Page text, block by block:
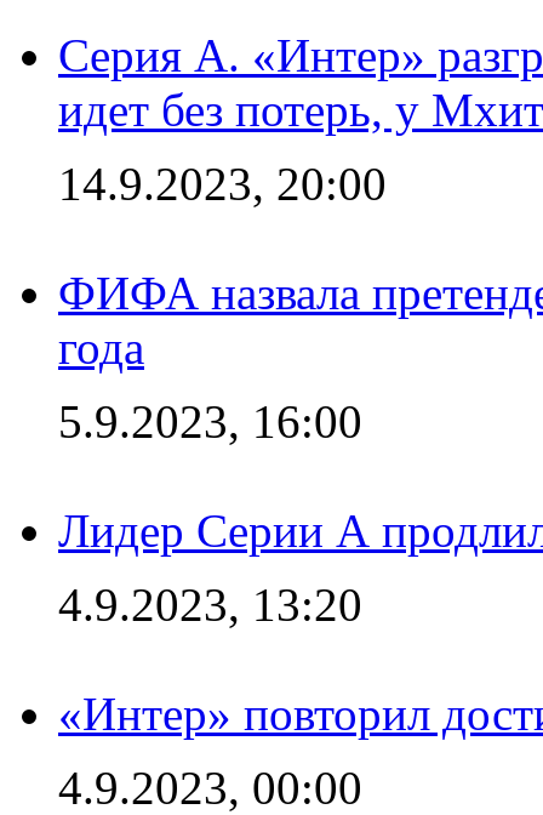
Серия А. «Интер»
идет без потерь, у
14.9.2023, 20:00
ФИФА назвала
года
5.9.2023, 16:00
Лидер Серии А
4.9.2023, 13:20
«Интер» повторил
4.9.2023, 00:00